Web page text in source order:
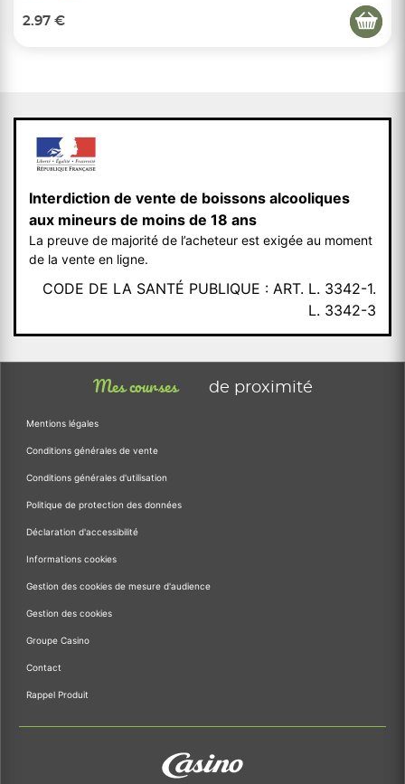
2.97 €
Interdiction de vente de boissons alcooliques
aux mineurs de moins de 18 ans
La preuve de majorité de l’acheteur est exigée au moment
de la vente en ligne.
CODE DE LA SANTÉ PUBLIQUE : ART. L. 3342-1.
L. 3342-3
Mes courses de proximité
Mentions légales
Conditions générales de vente
Conditions générales d'utilisation
Politique de protection des données
Déclaration d'accessibilité
Informations cookies
Gestion des cookies de mesure d'audience
Gestion des cookies
Groupe Casino
Contact
Rappel Produit